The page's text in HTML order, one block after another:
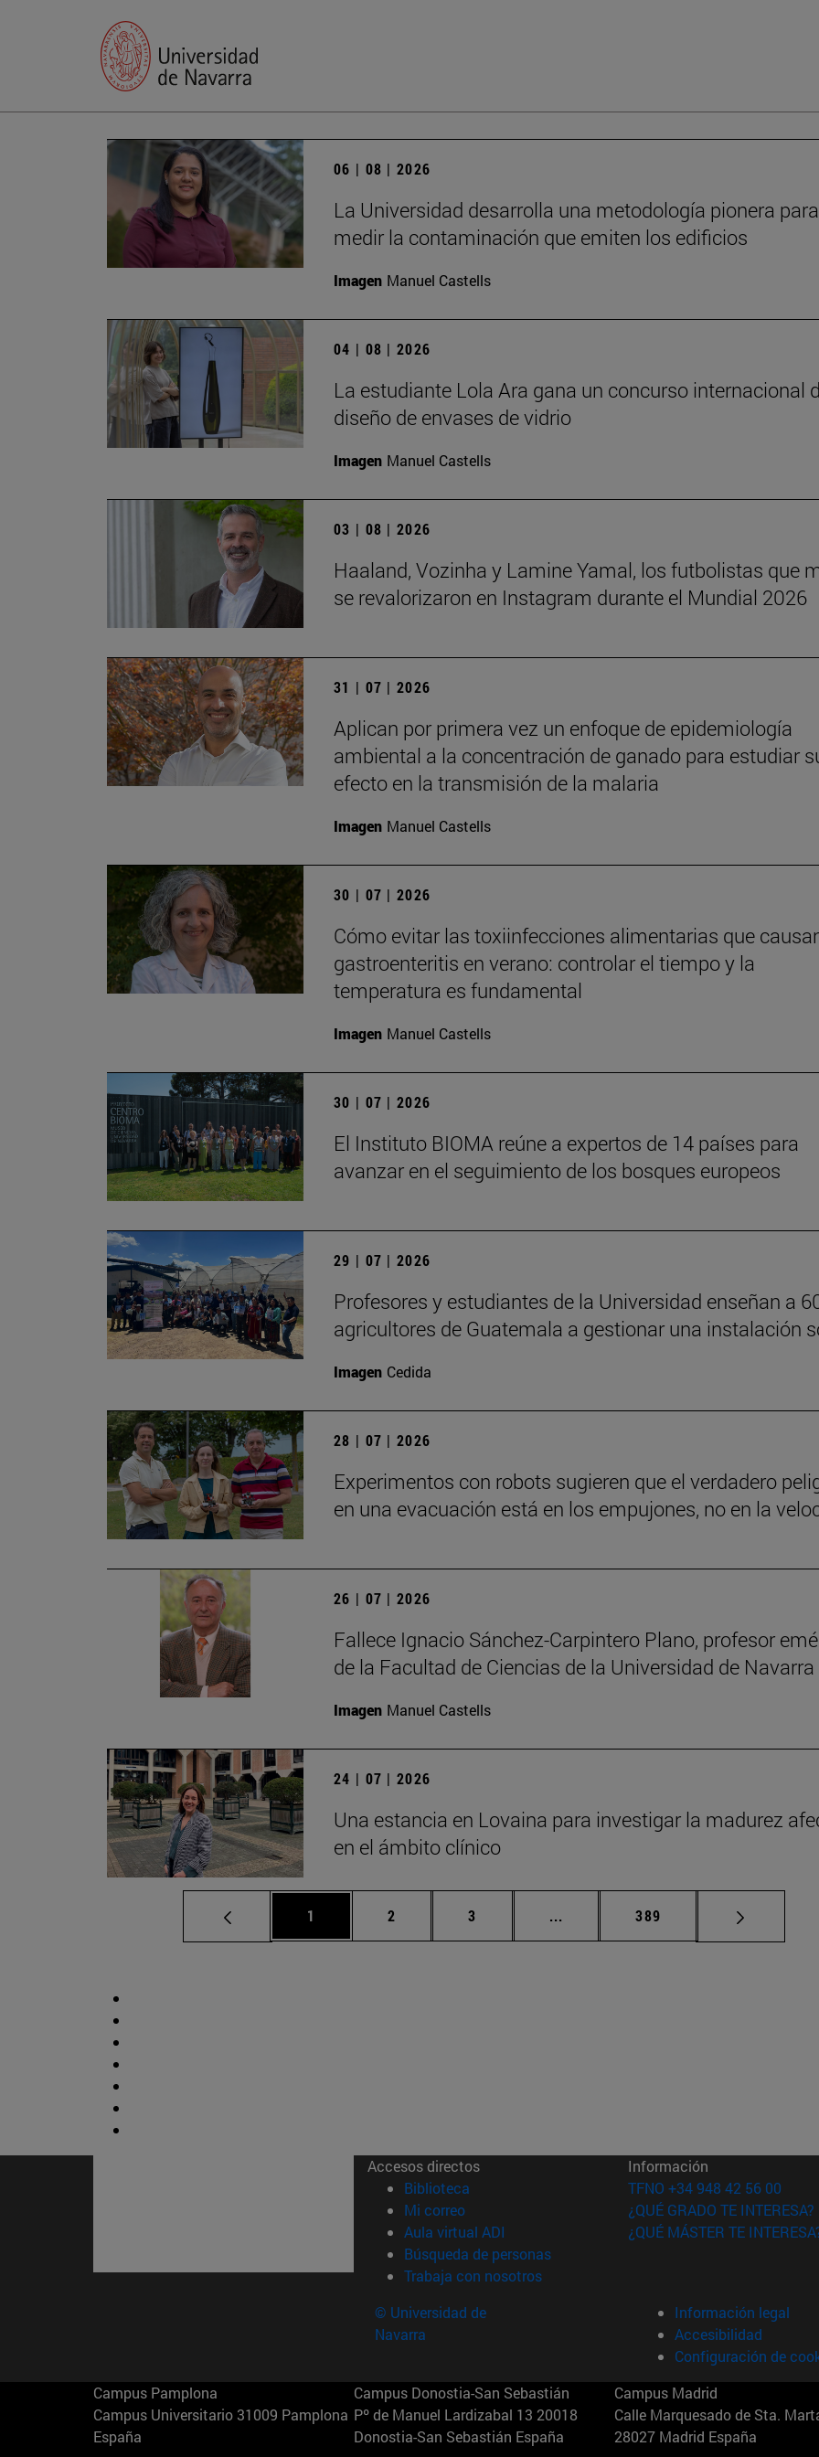
06 | 08 | 2026
La Universidad desarrolla una metodología pionera para
medir la contaminación que emiten los edificios
Imagen Manuel Castells
04 | 08 | 2026
La estudiante Lola Ara gana un concurso internacional
diseño de envases de vidrio
Imagen Manuel Castells
03 | 08 | 2026
Haaland, Vozinha y Lamine Yamal, los futbolistas que
se revalorizaron en Instagram durante el Mundial 2026
31 | 07 | 2026
Aplican por primera vez un enfoque de epidemiología
ambiental a la concentración de ganado para estudiar
efecto en la transmisión de la malaria
Imagen Manuel Castells
30 | 07 | 2026
Cómo evitar las toxiinfecciones alimentarias que
gastroenteritis en verano: controlar el tiempo y la
temperatura es fundamental
Imagen Manuel Castells
30 | 07 | 2026
El Instituto BIOMA reúne a expertos de 14 países para
avanzar en el seguimiento de los bosques europeos
29 | 07 | 2026
Profesores y estudiantes de la Universidad enseñan a
agricultores de Guatemala a gestionar una instalación
Imagen Cedida
28 | 07 | 2026
Experimentos con robots sugieren que el verdadero
en una evacuación está en los empujones, no en la
26 | 07 | 2026
Fallece Ignacio Sánchez-Carpintero Plano, profesor
de la Facultad de Ciencias de la Universidad de Navarra
Imagen Manuel Castells
24 | 07 | 2026
Una estancia en Lovaina para investigar la madurez
en el ámbito clínico
Página
1 Página
2 Página
3 ... Páginas intermedias Use TAB para
Página
389
Accesos directos
Biblioteca (abre en nueva ventana)
Mi correo(abre en nueva ventana)
Aula virtual ADI (abre en nueva ventana)
Búsqueda de personas(abre en nueva ventana)
Trabaja con nosotros(abre en nueva ventana)
Información
TFNO +34 948 42 56 00
¿QUÉ GRADO TE INTERESA?
¿QUÉ MÁSTER TE
© Universidad de
Navarra
Información legal
Accesibilidad
Configuración de
Campus Pamplona
Campus Universitario 31009 Pamplona
España
Campus Donostia-San Sebastián
Pº de Manuel Lardizabal 13 20018
Donostia-San Sebastián España
Campus Madrid
Calle Marquesado de Sta.
28027 Madrid España